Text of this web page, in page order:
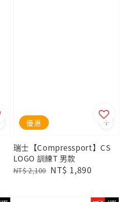
優惠
瑞士【Compressport】CS
LOGO 訓練T 男款
Regular
NT$ 2,100 Sale
NT$ 1,890